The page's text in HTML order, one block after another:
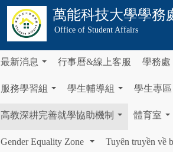
萬能科技大學學務
Office of Student Affairs
最新消息 行事曆&線上客服 學務處
服務學習組
學生輔導組 學生專區
高教深耕完善就學協助機制
體育室
Gender Equality Zone Tuyên truyền về